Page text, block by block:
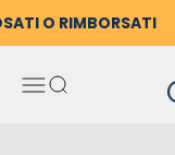
Vai al
O RIMBORSATI
Apri il